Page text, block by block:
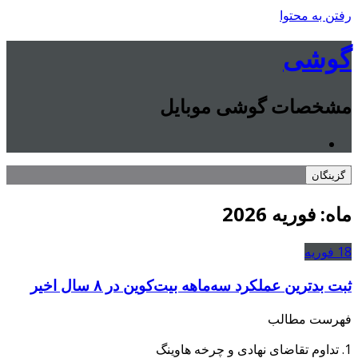
رفتن به محتوا
گوشی
مشخصات گوشی موبایل
گزینگان
ماه: فوریه 2026
18 فوریه
ثبت بدترین عملکرد سه‌ماهه بیت‌کوین در ۸ سال اخیر
فهرست مطالب
1. تداوم تقاضای نهادی و چرخه هاوینگ